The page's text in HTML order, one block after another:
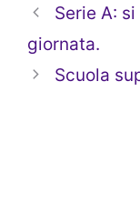
Serie A:
giornata.
Scuola